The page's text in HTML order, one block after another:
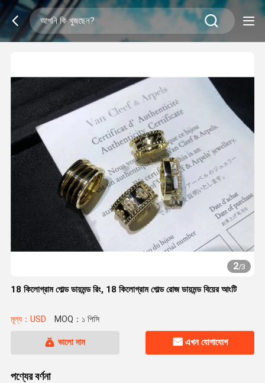
2/3
18 কিলোগ্রাম গোল্ড ডায়মন্ড রিং, 18 কিলোগ্রাম গোল্ড রোজ ডায়মন্ড বিয়ের আংটি
মূল্য：USD MOQ：১ পিসি
ভালো দাম এখন যোগাযোগ
পণ্যের বর্ণনা